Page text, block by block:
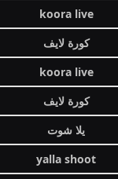
koora live
كورة لايف
koora live
كورة لايف
يلا شوت
yalla shoot